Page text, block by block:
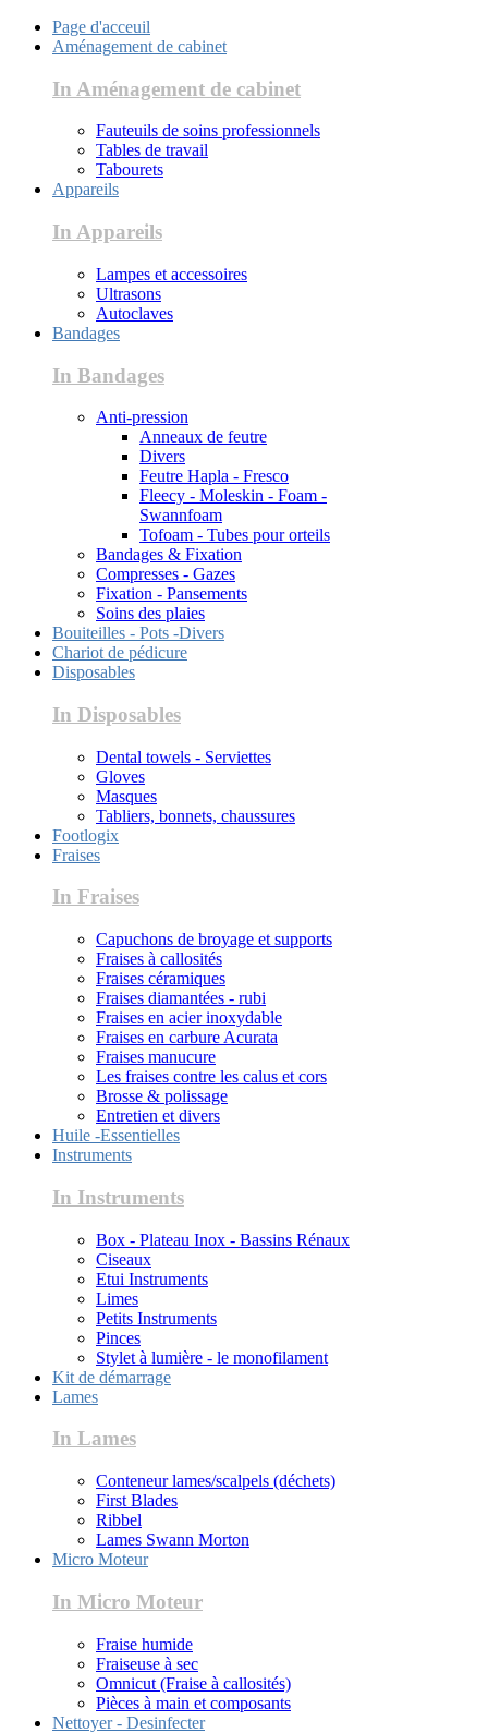
Page d'acceuil
Aménagement de cabinet
In Aménagement de cabinet
Fauteuils de soins professionnels
Tables de travail
Tabourets
Appareils
In Appareils
Lampes et accessoires
Ultrasons
Autoclaves
Bandages
In Bandages
Anti-pression
Anneaux de feutre
Divers
Feutre Hapla - Fresco
Fleecy - Moleskin - Foam -
Swannfoam
Tofoam - Tubes pour orteils
Bandages & Fixation
Compresses - Gazes
Fixation - Pansements
Soins des plaies
Bouiteilles - Pots -Divers
Chariot de pédicure
Disposables
In Disposables
Dental towels - Serviettes
Gloves
Masques
Tabliers, bonnets, chaussures
Footlogix
Fraises
In Fraises
Capuchons de broyage et supports
Fraises à callosités
Fraises céramiques
Fraises diamantées - rubi
Fraises en acier inoxydable
Fraises en carbure Acurata
Fraises manucure
Les fraises contre les calus et cors
Brosse & polissage
Entretien et divers
Huile -Essentielles
Instruments
In Instruments
Box - Plateau Inox - Bassins Rénaux
Ciseaux
Etui Instruments
Limes
Petits Instruments
Pinces
Stylet à lumière - le monofilament
Kit de démarrage
Lames
In Lames
Conteneur lames/scalpels (déchets)
First Blades
Ribbel
Lames Swann Morton
Micro Moteur
In Micro Moteur
Fraise humide
Fraiseuse à sec
Omnicut (Fraise à callosités)
Pièces à main et composants
Nettoyer - Desinfecter